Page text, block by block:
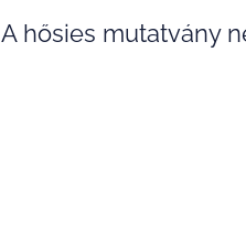
A hősies mutatvány